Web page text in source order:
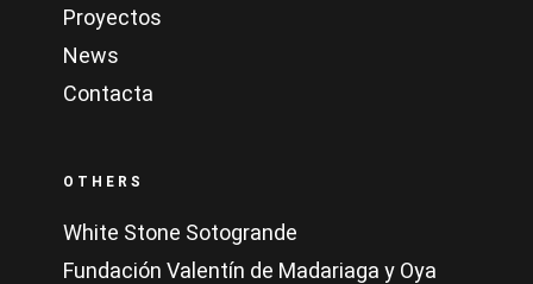
Proyectos
News
Contacta
OTHERS
White Stone Sotogrande
Fundación Valentín de Madariaga y Oya